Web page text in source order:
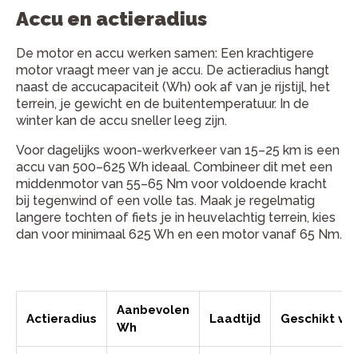
Accu en actieradius
De motor en accu werken samen: Een krachtigere
motor vraagt meer van je accu. De actieradius hangt
naast de accucapaciteit (Wh) ook af van je rijstijl, het
terrein, je gewicht en de buitentemperatuur. In de
winter kan de accu sneller leeg zijn.
Voor dagelijks woon-werkverkeer van 15–25 km is een
accu van 500–625 Wh ideaal. Combineer dit met een
middenmotor van 55–65 Nm voor voldoende kracht
bij tegenwind of een volle tas. Maak je regelmatig
langere tochten of fiets je in heuvelachtig terrein, kies
dan voor minimaal 625 Wh en een motor vanaf 65 Nm.
Actieradius
Aanbevolen
Wh
Laadtijd Geschikt